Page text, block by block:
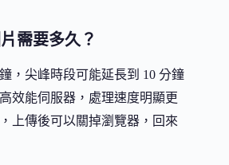
需要多久？
，尖峰時段可能延長到 10 分鐘
效能伺服器，處理速度明顯更
上傳後可以關掉瀏覽器，回來